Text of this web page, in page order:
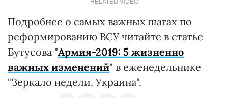
Подробнее о самых важных шагах по
реформированию ВСУ читайте в статье
Бутусова "Армия-2019: 5 жизненно
важных изменений" в еженедельнике
"Зеркало недели. Украина".